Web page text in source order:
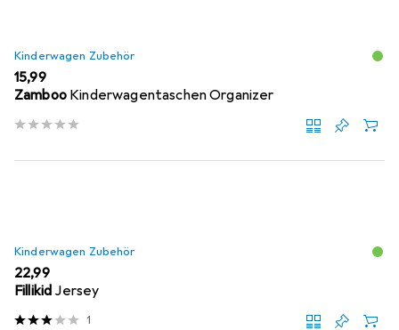
Kinderwagen Zubehör
EUR
15,99
Zamboo Kinderwagentaschen Organizer
Kinderwagen Zubehör
EUR
22,99
Fillikid Jersey
1